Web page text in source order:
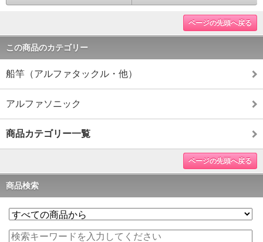
ページの先頭へ戻る
この商品のカテゴリー
船竿（アルファタックル・他）
アルファソニック
商品カテゴリー一覧
ページの先頭へ戻る
商品検索